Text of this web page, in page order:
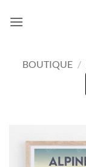
BOUTIQUE /